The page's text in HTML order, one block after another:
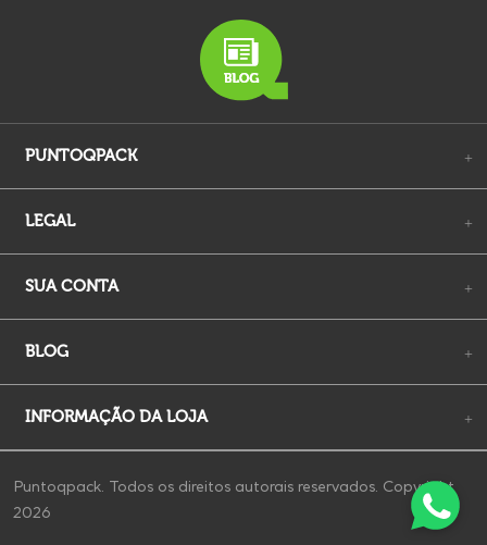
PUNTOQPACK +
LEGAL +
SUA CONTA +
BLOG +
INFORMAÇÃO DA LOJA +
Puntoqpack. Todos os direitos autorais reservados. Copyright
2026